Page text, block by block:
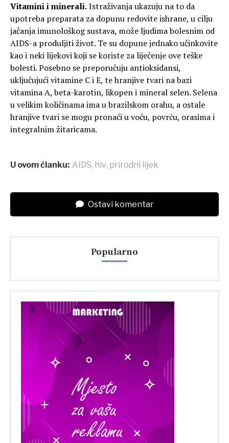
Vitamini i minerali.Istraživanja ukazuju na to da
upotreba preparata za dopunu redovite ishrane, u cilju
jačanja imunološkog sustava, može ljudima bolesnim od
AIDS-a produljiti život. Te su dopune jednako učinkovite
kao i neki lijekovi koji se koriste za liječenje ove teške
bolesti. Posebno se preporučuju antioksidansi,
uključujući vitamine C i E, te hranjive tvari na bazi
vitamina A, beta-karotin, likopen i mineral selen. Selena
u velikim količinama ima u brazilskom orahu, a ostale
hranjive tvari se mogu pronaći u voću, povrću, orasima i
integralnim žitaricama.
U ovom članku: AIDS, hiv, prirodni lijek
Ostavi komentar
Popularno